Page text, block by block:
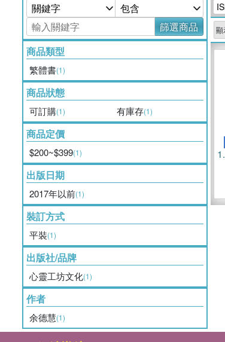
篩選商品
商品類型
繁體書(1)
商品狀態
可訂購(1) 有庫存(1)
商品定價
$200~$399(1)
出版日期
2017年以前(1)
裝訂方式
平裝(1)
出版社/品牌
心靈工坊文化(1)
作者
余德慧(1)
顯
1.